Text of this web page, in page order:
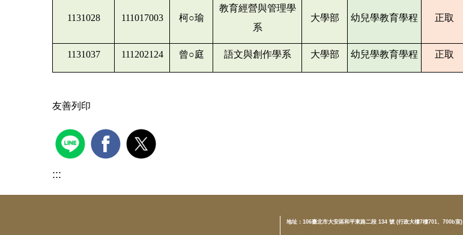
1131028 111017003 柯○瑜
教育經營與管理學
系
大學部 幼兒學教育學程 正取
1131037 111202124 曾○庭 語文與創作學系 大學部 幼兒學教育學程 正取
友善列印
:::
地址： 106臺北市大安區和平東路二段 134 號 (行政大樓7樓701、700b室)